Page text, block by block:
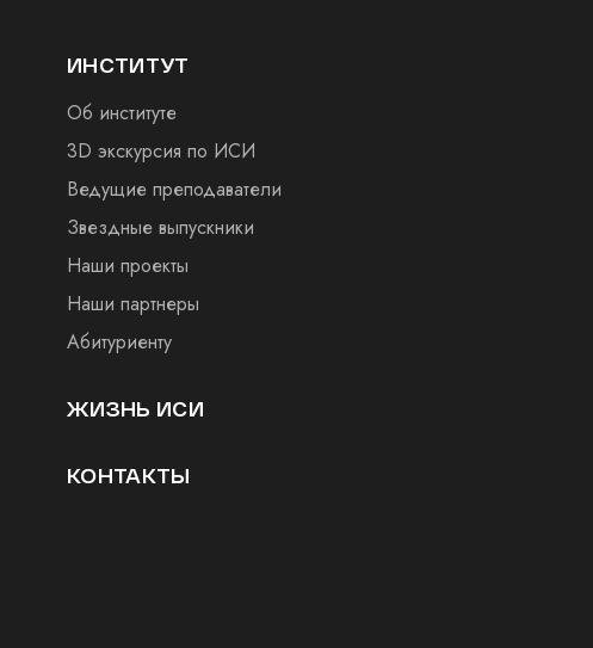
ИНСТИТУТ
Об институте
3D экскурсия по ИСИ
Ведущие преподаватели
Звездные выпускники
Наши проекты
Наши партнеры
Абитуриенту
ЖИЗНЬ ИСИ
КОНТАКТЫ